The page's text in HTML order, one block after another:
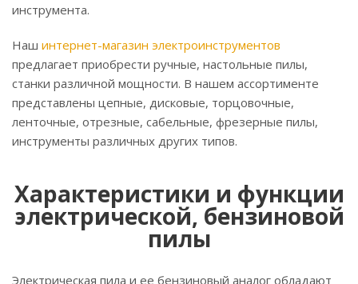
инструмента.
Наш интернет-магазин электроинструментов
предлагает приобрести ручные, настольные пилы,
станки различной мощности. В нашем ассортименте
представлены цепные, дисковые, торцовочные,
ленточные, отрезные, сабельные, фрезерные пилы,
инструменты различных других типов.
Характеристики и функции
электрической, бензиновой
пилы
Электрическая пила и ее бензиновый аналог обладают